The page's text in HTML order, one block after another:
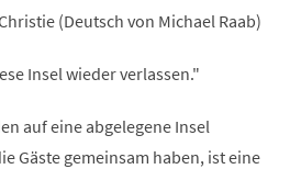
(Deutsch von Michael Raab)
Insel wieder verlassen."
auf eine abgelegene Insel
Gäste gemeinsam haben, ist eine